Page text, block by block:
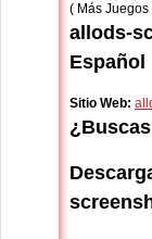
( Más Juegos
allods-
Español
Sitio Web: